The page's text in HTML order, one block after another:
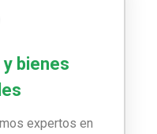
bienes
expertos en